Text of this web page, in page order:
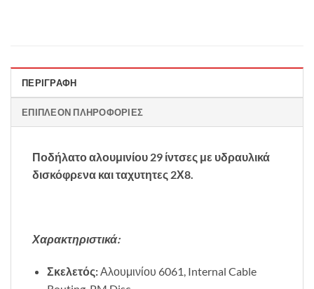
ΠΕΡΙΓΡΑΦΉ
ΕΠΙΠΛΈΟΝ ΠΛΗΡΟΦΟΡΊΕΣ
Ποδήλατο αλουμινίου 29 ίντσες με υδραυλικά
δισκόφρενα και ταχυτητες 2Χ8.
Χαρακτηριστικά:
Σκελετός: Αλουμινίου 6061, Internal Cable